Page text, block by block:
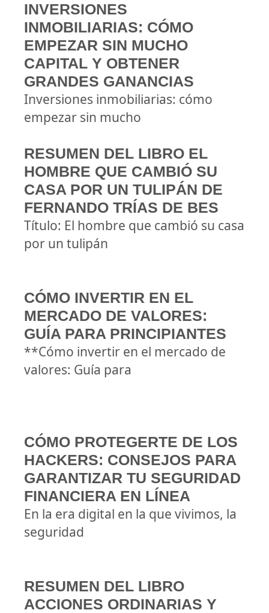
INVERSIONES
INMOBILIARIAS: CÓMO
EMPEZAR SIN MUCHO
CAPITAL Y OBTENER
GRANDES GANANCIAS
Inversiones inmobiliarias: cómo
empezar sin mucho
RESUMEN DEL LIBRO EL
HOMBRE QUE CAMBIÓ SU
CASA POR UN TULIPÁN DE
FERNANDO TRÍAS DE BES
Título: El hombre que cambió su casa
por un tulipán
CÓMO INVERTIR EN EL
MERCADO DE VALORES:
GUÍA PARA PRINCIPIANTES
**Cómo invertir en el mercado de
valores: Guía para
CÓMO PROTEGERTE DE LOS
HACKERS: CONSEJOS PARA
GARANTIZAR TU SEGURIDAD
FINANCIERA EN LÍNEA
En la era digital en la que vivimos, la
seguridad
RESUMEN DEL LIBRO
ACCIONES ORDINARIAS Y